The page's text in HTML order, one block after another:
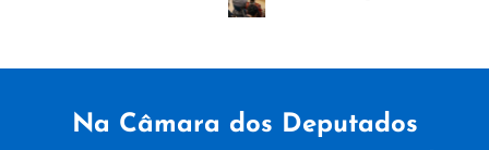
Na Câmara dos Deputados